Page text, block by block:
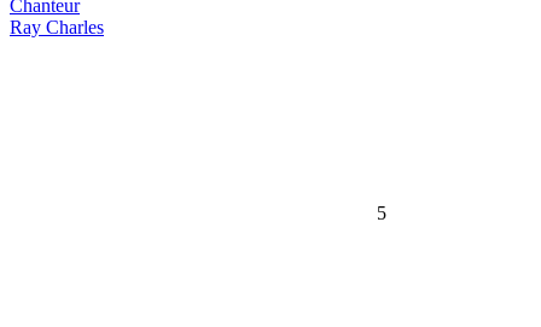
Chanteur
Ray Charles
5